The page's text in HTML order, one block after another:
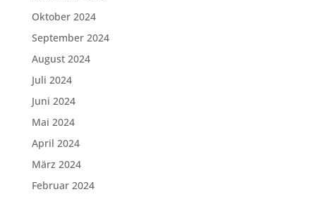
Oktober 2024
September 2024
August 2024
Juli 2024
Juni 2024
Mai 2024
April 2024
März 2024
Februar 2024